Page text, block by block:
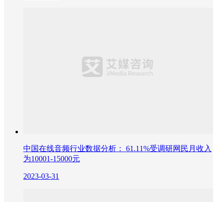
中国在线音频行业数据分析： 61.11%受调研网民月收入
为10001-15000元
2023-03-31